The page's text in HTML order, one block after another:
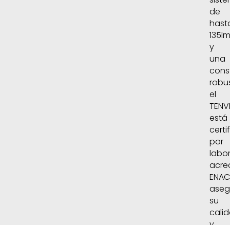
de
y
una
el
está
por
su